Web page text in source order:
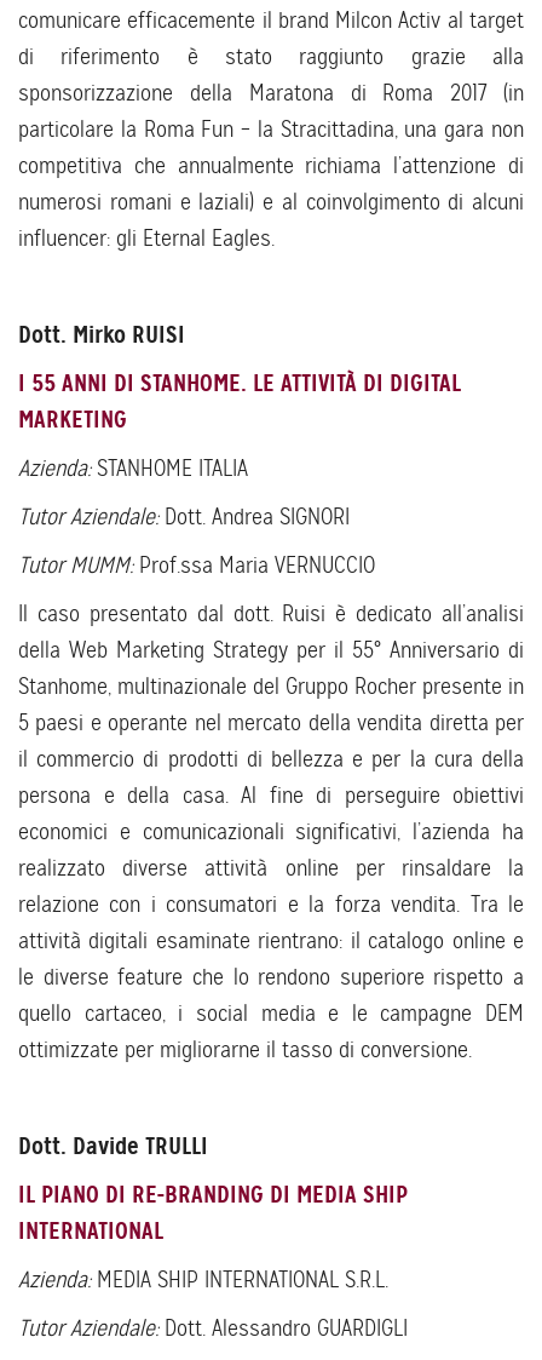
comunicare efficacemente il brand Milcon Activ al target
di riferimento è stato raggiunto grazie alla
sponsorizzazione della Maratona di Roma 2017 (in
particolare la Roma Fun – la Stracittadina, una gara non
competitiva che annualmente richiama l’attenzione di
numerosi romani e laziali) e al coinvolgimento di alcuni
influencer: gli Eternal Eagles.
Dott. Mirko RUISI
I 55 ANNI DI STANHOME. LE ATTIVITÀ DI DIGITAL
MARKETING
Azienda:STANHOME ITALIA
Tutor Aziendale: Dott. Andrea SIGNORI
Tutor MUMM: Prof.ssa Maria VERNUCCIO
Il caso presentato dal dott. Ruisi è dedicato all’analisi
della Web Marketing Strategy per il 55° Anniversario di
Stanhome, multinazionale del Gruppo Rocher presente in
5 paesi e operante nel mercato della vendita diretta per
il commercio di prodotti di bellezza e per la cura della
persona e della casa. Al fine di perseguire obiettivi
economici e comunicazionali significativi, l’azienda ha
realizzato diverse attività online per rinsaldare la
relazione con i consumatori e la forza vendita. Tra le
attività digitali esaminate rientrano: il catalogo online e
le diverse feature che lo rendono superiore rispetto a
quello cartaceo, i social media e le campagne DEM
ottimizzate per migliorarne il tasso di conversione.
Dott. Davide TRULLI
IL PIANO DI RE-BRANDING DI MEDIA SHIP
INTERNATIONAL
Azienda: MEDIA SHIP INTERNATIONAL S.R.L.
Tutor Aziendale: Dott. Alessandro GUARDIGLI